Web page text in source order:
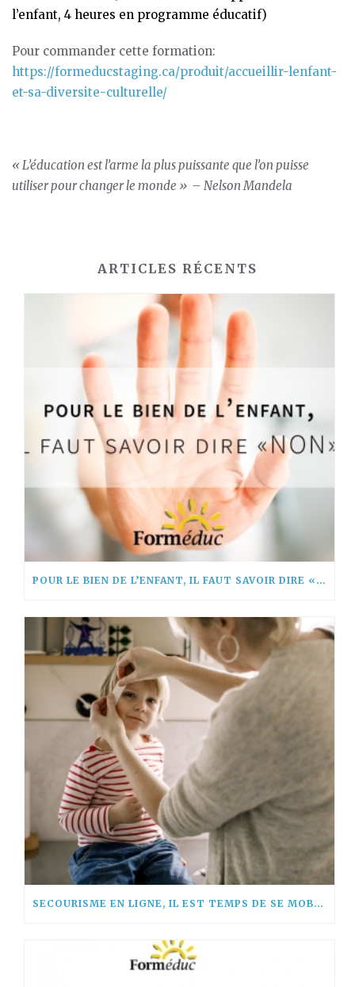
l’enfant, 4 heures en programme éducatif)
Pour commander cette formation:
https://formeducstaging.ca/produit/accueillir-lenfant-
et-sa-diversite-culturelle/
« L’éducation est l’arme la plus puissante que l’on puisse
utiliser pour changer le monde » – Nelson Mandela
ARTICLES RÉCENTS
POUR LE BIEN DE L’ENFANT, IL FAUT SAVOIR DIRE « NON! »
SECOURISME EN LIGNE, IL EST TEMPS DE SE MOBILISER !